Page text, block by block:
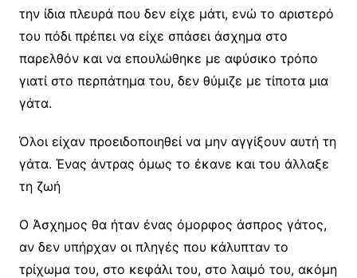
την ίδια πλευρά που δεν είχε μάτι, ενώ το αριστερό
του πόδι πρέπει να είχε σπάσει άσχημα στο
παρελθόν και να επουλώθηκε με αφύσικο τρόπο
γιατί στο περπάτημα του, δεν θύμιζε με τίποτα μια
γάτα.
Όλοι είχαν προειδοποιηθεί να μην αγγίξουν αυτή τη
γάτα. Ένας άντρας όμως το έκανε και του άλλαξε
τη ζωή
Ο Άσχημος θα ήταν ένας όμορφος άσπρος γάτος,
αν δεν υπήρχαν οι πληγές που κάλυπταν το
τρίχωμα του, στο κεφάλι του, στο λαιμό του, ακόμη